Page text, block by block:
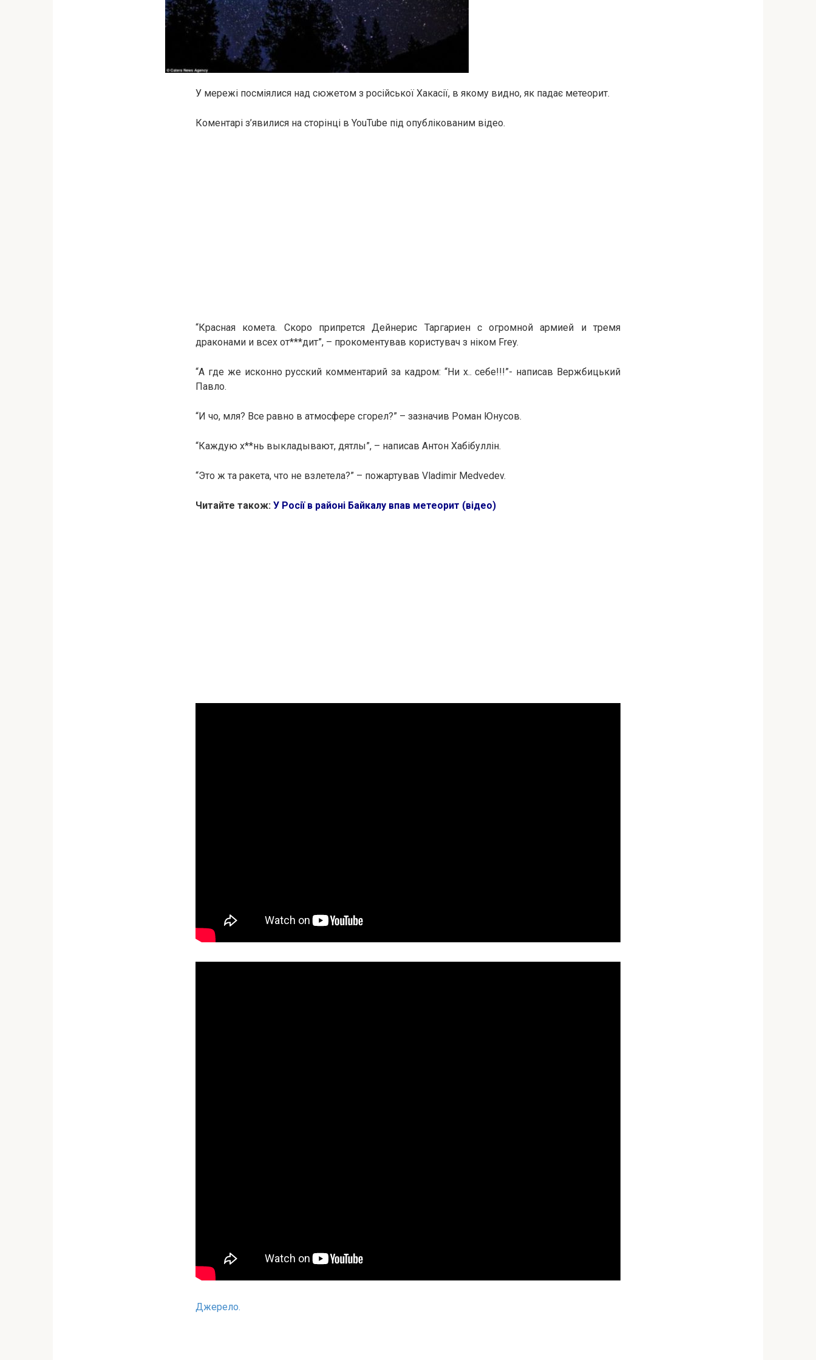
У мережі посміялися над сюжетом з російської Хакасії, в якому видно, як падає метеорит.
Коментарі з’явилися на сторінці в YouTube під опублікованим відео.
“Красная комета. Скоро припрется Дейнерис Таргариен с огромной армией и тремя
драконами и всех от***дит”, – прокоментував користувач з ніком Frey.
“А где же исконно русский комментарий за кадром: “Ни х.. себе!!!”- написав Вержбицький
Павло.
“И чо, мля? Все равно в атмосфере сгорел?” – зазначив Роман Юнусов.
“Каждую х**нь выкладывают, дятлы”, – написав Антон Хабібуллін.
“Это ж та ракета, что не взлетела?” – пожартував Vladimir Medvedev.
Читайте також: У Росії в районі Байкалу впав метеорит (відео)
Джерело.